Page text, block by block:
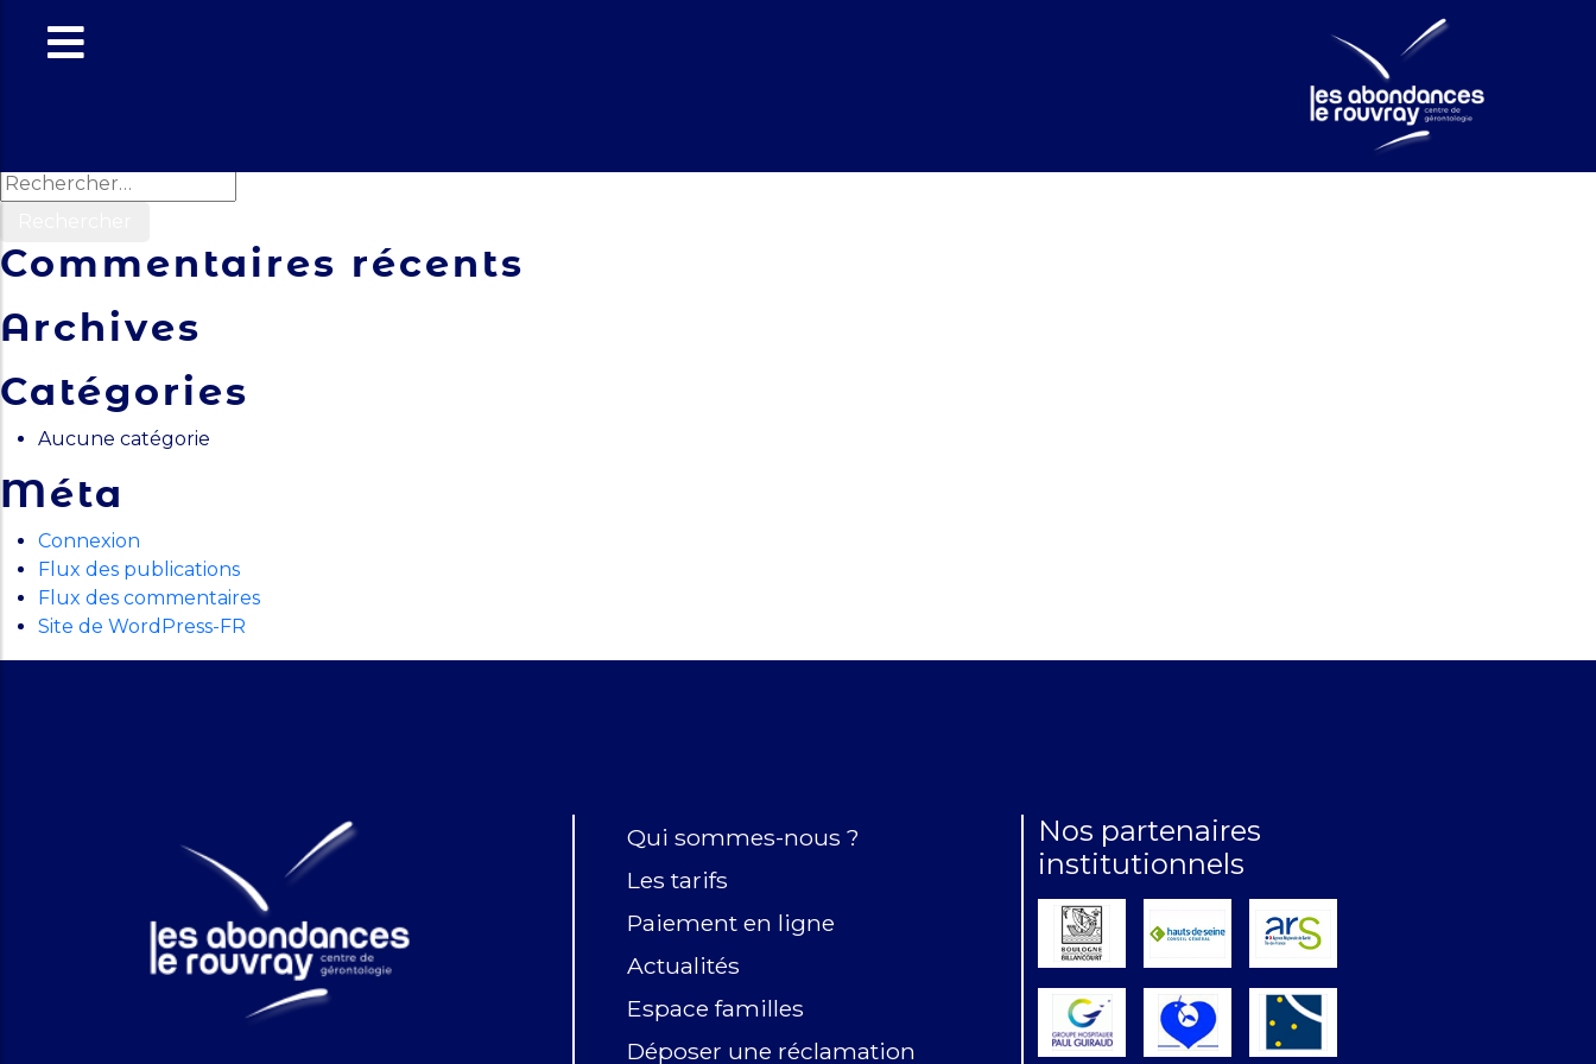
Quiz
de
Rechercher :
Commentaires récents
Archives
Catégories
Aucune catégorie
Méta
Connexion
Flux des publications
Flux des commentaires
Site de WordPress-FR
Qui sommes-nous ?
Les tarifs
Paiement en ligne
Actualités
Espace familles
Déposer une réclamation
Nos partenaires
institutionnels